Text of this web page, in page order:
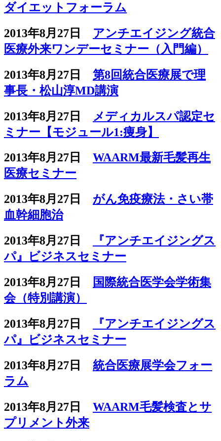
ダイエットフォーラム
2013年8月27日 アンチエイジング統合
医療外来ワンデーセミナー（入門編）
2013年8月27日 第8回統合医療展で理
事長・松山淳MD講演
2013年8月27日
メディカルスパ認定セ
ミナー【モジュール1:痩身】
2013年8月27日 WAARM最新毛髪再生
医療セミナー
2013年8月27日 がん免疫療法・さい帯
血幹細胞治
2013年8月27日
『アンチエイジングス
パ』ビジネスセミナー
2013年8月27日
国際統合医学会学術集
会（特別講演）
2013年8月27日
『アンチエイジングス
パ』ビジネスセミナー
2013年8月27日 統合医療展学会フォー
ラム
2013年8月27日 WAARM毛髪検査とサ
プリメント外来